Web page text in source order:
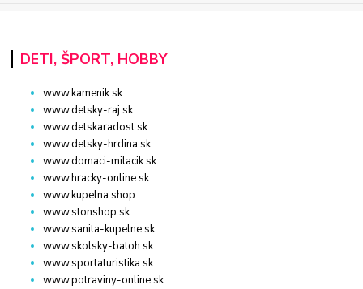
DETI, ŠPORT, HOBBY
www.kamenik.sk
www.detsky-raj.sk
www.detskaradost.sk
www.detsky-hrdina.sk
www.domaci-milacik.sk
www.hracky-online.sk
www.kupelna.shop
www.stonshop.sk
www.sanita-kupelne.sk
www.skolsky-batoh.sk
www.sportaturistika.sk
www.potraviny-online.sk